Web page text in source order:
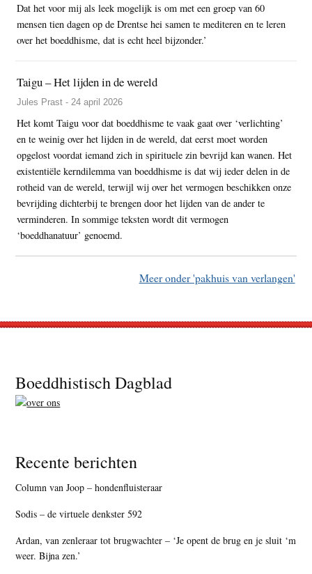
Dat het voor mij als leek mogelijk is om met een groep van 60
mensen tien dagen op de Drentse hei samen te mediteren en te leren
over het boeddhisme, dat is echt heel bijzonder.’
Taigu – Het lijden in de wereld
Jules Prast - 24 april 2026
Het komt Taigu voor dat boeddhisme te vaak gaat over ‘verlichting’
en te weinig over het lijden in de wereld, dat eerst moet worden
opgelost voordat iemand zich in spirituele zin bevrijd kan wanen. Het
existentiële kerndilemma van boeddhisme is dat wij ieder delen in de
rotheid van de wereld, terwijl wij over het vermogen beschikken onze
bevrijding dichterbij te brengen door het lijden van de ander te
verminderen. In sommige teksten wordt dit vermogen
‘boeddhanatuur’ genoemd.
Meer onder 'pakhuis van verlangen'
Footer
Boeddhistisch Dagblad
Recente berichten
Column van Joop – hondenfluisteraar
Sodis – de virtuele denkster 592
Ardan, van zenleraar tot brugwachter – ‘Je opent de brug en je sluit ‘m
weer. Bijna zen.’